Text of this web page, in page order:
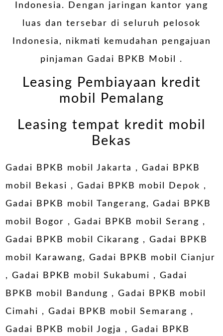
Indonesia. Dengan jaringan kantor yang
luas dan tersebar di seluruh pelosok
Indonesia, nikmati kemudahan pengajuan
pinjaman Gadai BPKB Mobil .
Leasing Pembiayaan kredit
mobil Pemalang
Leasing tempat kredit mobil
Bekas
Gadai BPKB mobil Jakarta ,Gadai BPKB
mobil Bekasi ,Gadai BPKB mobil Depok ,
Gadai BPKB mobil Tangerang,Gadai BPKB
mobil Bogor ,Gadai BPKB mobil Serang ,
Gadai BPKB mobil Cikarang ,Gadai BPKB
mobil Karawang,Gadai BPKB mobil Cianjur
,Gadai BPKB mobil Sukabumi ,Gadai
BPKB mobil Bandung ,Gadai BPKB mobil
Cimahi ,Gadai BPKB mobil Semarang ,
Gadai BPKB mobil Jogja
,Gadai BPKB